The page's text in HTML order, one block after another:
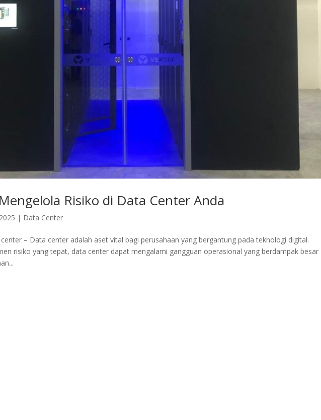
Risiko di Data Center Anda
| Data Center
– Data center adalah aset vital bagi perusahaan yang bergantung pada teknologi digital.
risiko yang tepat, data center dapat mengalami gangguan operasional yang berdampak besar